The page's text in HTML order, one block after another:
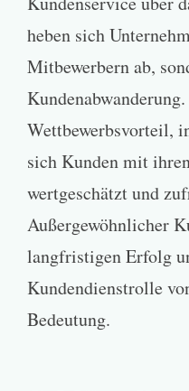
heben sich
Mitbewerbern ab,
Wettbewerbsvorteil,
sich Kunden mit
wertgeschätzt und
Außergewöhnlicher
langfristigen Erfolg
Kundendienstrolle
Bedeutung.